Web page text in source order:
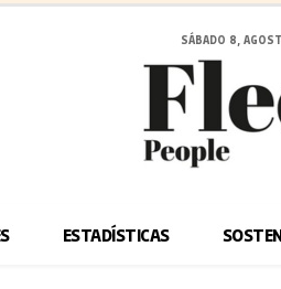
SÁBADO 8,
ESTADÍSTICAS